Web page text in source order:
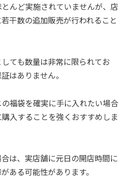
んど実施されていませんが、店
干数の追加販売が行われること
ても数量は非常に限られてお
はありません。
福袋を確実に手に入れたい場合
入することを強くおすすめしま
は、実店舗に元日の開店時間に
ある可能性があります。